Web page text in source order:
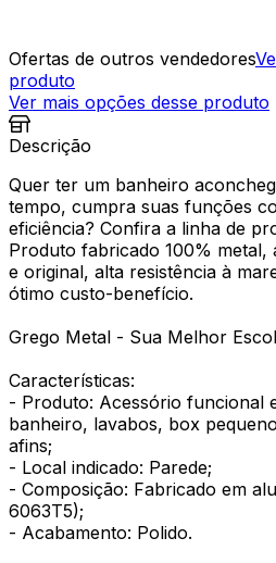
Ofertas de outros vendedores
produto
Ver mais opções desse produto
Descrição
Quer ter um banheiro
tempo, cumpra suas funções
eficiência? Confira a linha de
Produto fabricado 100% metal,
e original, alta resistência à
ótimo custo-benefício.
Grego Metal - Sua Melhor
Características:
- Produto: Acessório funcional
banheiro, lavabos, box
afins;
- Local indicado: Parede;
- Composição: Fabricado em
6063T5);
- Acabamento: Polido.